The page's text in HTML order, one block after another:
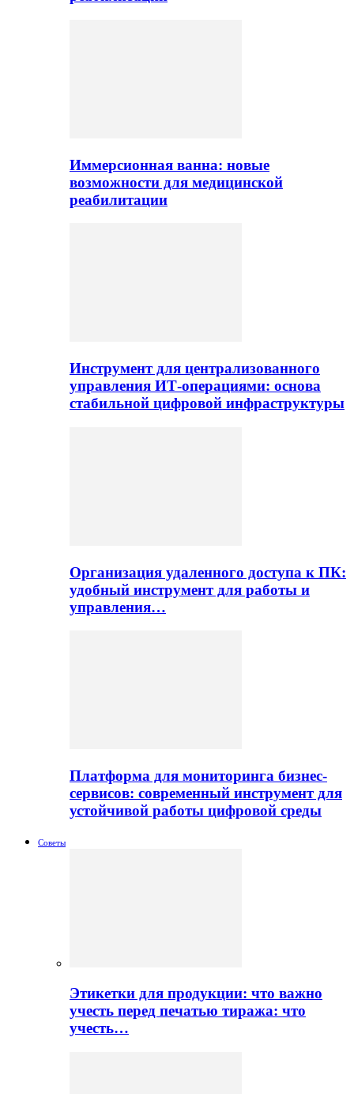
Иммерсионная ванна: новые
возможности для медицинской
реабилитации
Инструмент для централизованного
управления ИТ-операциями: основа
стабильной цифровой инфраструктуры
Организация удаленного доступа к ПК:
удобный инструмент для работы и
управления…
Платформа для мониторинга бизнес-
сервисов: современный инструмент для
устойчивой работы цифровой среды
Советы
Этикетки для продукции: что важно
учесть перед печатью тиража: что
учесть…